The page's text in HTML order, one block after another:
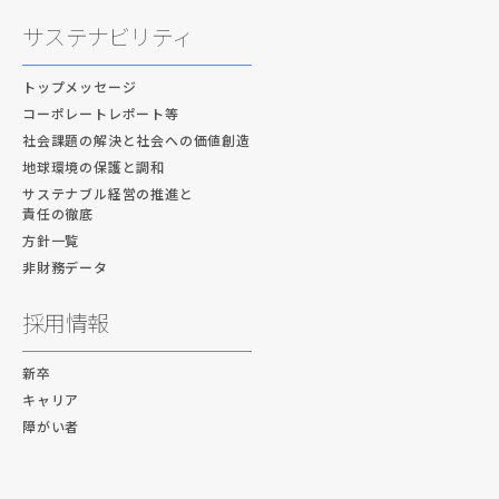
サステナビリティ
トップメッセージ
コーポレートレポート等
社会課題の解決と社会への価値創造
地球環境の保護と調和
サステナブル経営の推進と
責任の徹底
方針一覧
非財務データ
採用情報
新卒
キャリア
障がい者